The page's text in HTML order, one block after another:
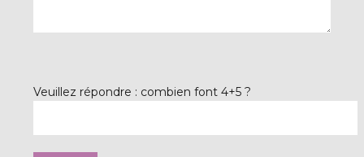
Veuillez répondre : combien font 4+5 ?